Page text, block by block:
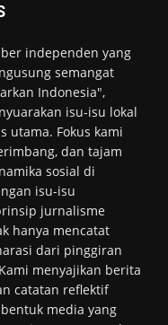
independen yang
semangat
Indonesia",
isu-isu lokal
utama. Fokus kami
dan tajam
sosial di
isu-isu
jurnalisme
hanya mencatat
dari pinggiran
menyajikan berita
catatan reflektif
media yang